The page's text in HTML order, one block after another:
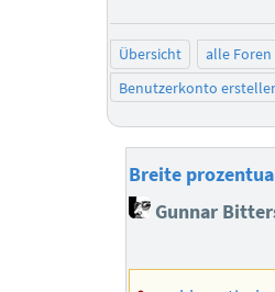
Übersicht alle Foren
Benutzerkonto
Breite
Gunnar